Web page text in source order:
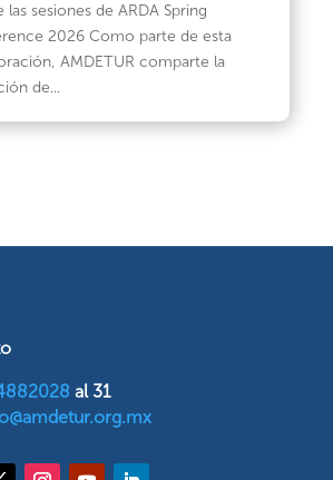
las sesiones de ARDA Spring
2026 Como parte de esta
AMDETUR comparte la
de...
al 31